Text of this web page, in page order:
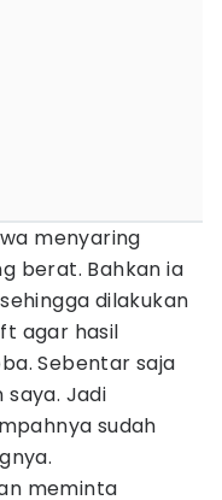
menyaring
berat. Bahkan ia
dilakukan
agar hasil
Sebentar saja
Jadi
sudah
meminta